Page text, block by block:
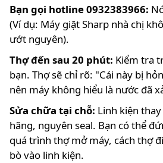
Bạn gọi hotline 0932383966:
(Ví dụ: Máy giặt Sharp nhà chị
ướt nguyên).
Thợ đến sau 20 phút: Kiểm tra
bạn. Thợ sẽ chỉ rõ: "Cái này bị
nên máy không hiểu là nước đã
Sửa chữa tại chỗ: Linh kiện
hãng, nguyên seal. Bạn có thể
quá trình thợ mở máy, cách thợ
bò vào linh kiện.